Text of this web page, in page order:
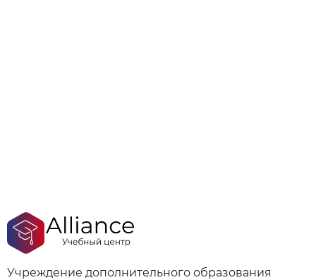
Учреждение дополнительного образования